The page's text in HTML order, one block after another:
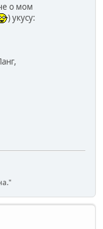
о мом
) укусу: